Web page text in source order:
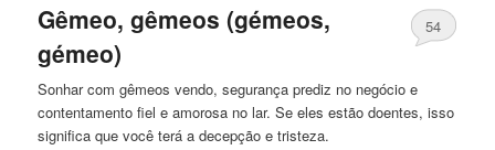
Gêmeo, gêmeos (gémeos,
gémeo)
54
Sonhar com gêmeos vendo, segurança prediz no negócio e
contentamento fiel e amorosa no lar. Se eles estão doentes, isso
significa que você terá a decepção e tristeza.